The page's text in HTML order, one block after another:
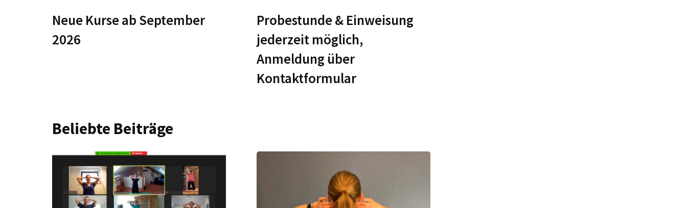
Neue Kurse ab September
2026
Probestunde & Einweisung
jederzeit möglich,
Anmeldung über
Kontaktformular
Beliebte Beiträge